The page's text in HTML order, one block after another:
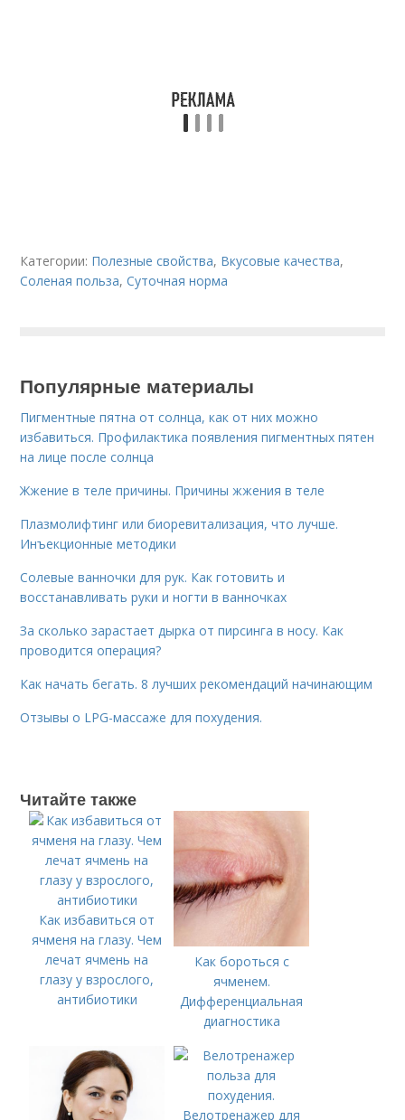
Категории: Полезные свойства, Вкусовые качества,
Соленая польза,Суточная норма
Популярные материалы
Пигментные пятна от солнца, как от них можно
избавиться. Профилактика появления пигментных пятен
на лице после солнца
Жжение в теле причины. Причины жжения в теле
Плазмолифтинг или биоревитализация, что лучше.
Инъекционные методики
Солевые ванночки для рук. Как готовить и
восстанавливать руки и ногти в ванночках
За сколько зарастает дырка от пирсинга в носу. Как
проводится операция?
Как начать бегать. 8 лучших рекомендаций начинающим
Отзывы о LPG-массаже для похудения.
Читайте также
Как избавиться от
ячменя на глазу. Чем
лечат ячмень на
глазу у взрослого,
антибиотики
Как бороться с
ячменем.
Дифференциальная
диагностика